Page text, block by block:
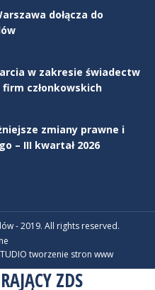
dołącza do
w zakresie świadectw
członkowskich
zmiany prawne i
– III kwartał 2026
- 2019. All rights reserved.
tworzenie stron www
ZDS